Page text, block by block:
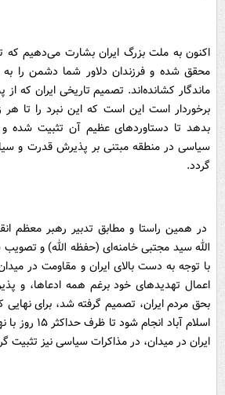
اکنون به ملت بزرگ ایران بشارت می‌دهیم که
محقق شده و فرزندان دلاور شما دشمن را
ماندگار کشانده‌اند. تصمیم تاریخی ایران که از
برخوردار است این است که این نبرد را تا هر
بدهد تا دستاورد‌های عظیم آن تثبیت شده و
سیاسی در منطقه مبتنی بر پذیرش قدرت و
گردد.
در همین راستا و مطابق تدبیر رهبر معظم
الله سید مجتبی خامنه‌ای (حفظه الله) و
با توجه به دست بالای ایران و مقاومت در
اعمال تهدید‌های خود برغم همه ادعاها، و
بحق مردم ایران، تصمیم گرفته شد، برای
اسلام آباد
ایران در میدان، در مذاکرات سیاسی نیز تثبیت